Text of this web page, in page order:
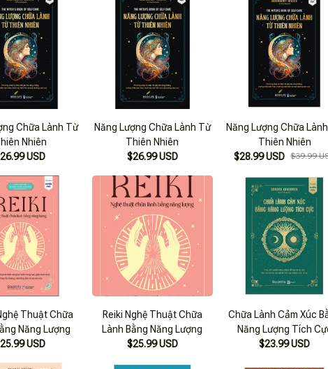
Chữa Lành Từ
Nhiên
USD
Năng Lượng Chữa Lành Từ
Thiên Nhiên
$26.99 USD
Năng Lượng Chữa
Thiên Nhiên
$28.99 USD $39.99
Thuật Chữa
Năng Lượng
USD
Reiki Nghệ Thuật Chữa
Lành Bằng Năng Lượng
$25.99 USD
Chữa Lành Cảm Xúc
Năng Lượng Tích
$23.99 USD